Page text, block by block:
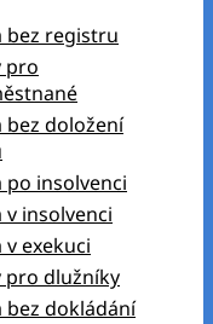
bez registru
pro
bez doložení
po insolvenci
v insolvenci
v exekuci
pro dlužníky
bez dokládání